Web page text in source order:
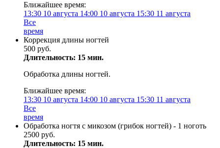
Ближайшее время:
13:30 10 августа 14:00 10 августа 15:30 11 августа
Все
время
Коррекция длины ногтей
500 руб.
Длительность: 15 мин.
Обработка длины ногтей.
Ближайшее время:
13:30 10 августа 14:00 10 августа 15:30 11 августа
Все
время
Обработка ногтя с микозом (грибок ногтей) - 1 ноготь
2500 руб.
Длительность: 15 мин.